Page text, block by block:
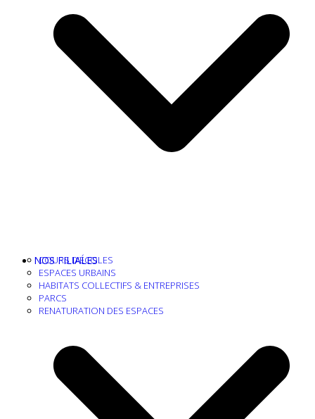
COURS D’ÉCOLES
ESPACES URBAINS
HABITATS COLLECTIFS & ENTREPRISES
PARCS
RENATURATION DES ESPACES
NOS FILIALES